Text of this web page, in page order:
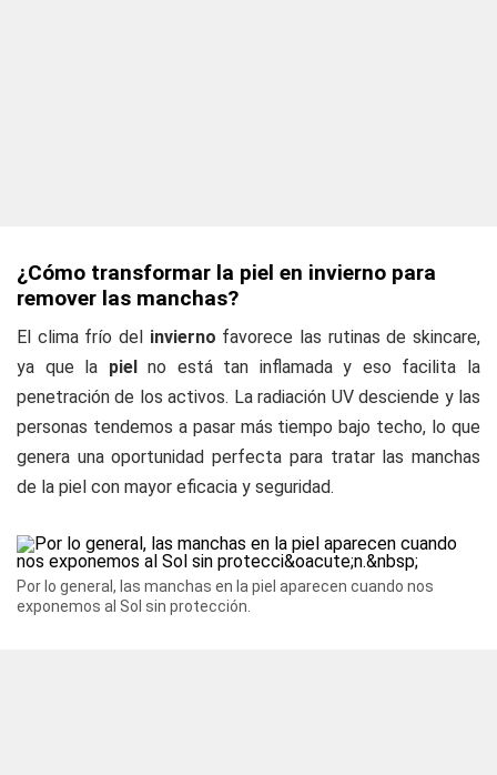
¿Cómo transformar la piel en invierno para
remover las manchas?
El clima frío del invierno favorece las rutinas de skincare,
ya que la pielno está tan inflamada y eso facilita la
penetración de los activos. La radiación UV desciende y las
personas tendemos a pasar más tiempo bajo techo, lo que
genera una oportunidad perfecta para tratar las manchas
de la piel con mayor eficacia y seguridad.
Por lo general, las manchas en la piel aparecen cuando nos
exponemos al Sol sin protección.